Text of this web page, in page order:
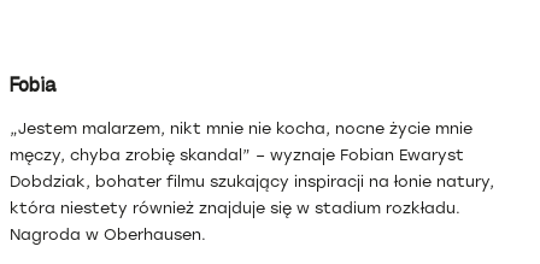
Fobia
„Jestem malarzem, nikt mnie nie kocha, nocne życie mnie
męczy, chyba zrobię skandal” – wyznaje Fobian Ewaryst
Dobdziak, bohater filmu szukający inspiracji na łonie natury,
która niestety również znajduje się w stadium rozkładu.
Nagroda w Oberhausen.